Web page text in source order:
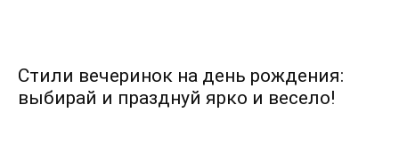
Стили вечеринок на день рождения:
выбирай и празднуй ярко и весело!